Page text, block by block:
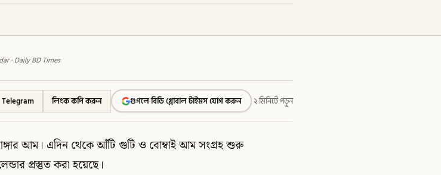
· Daily BD Times
Telegram লিংক কপি করুন গুগলে বিডি গ্লোবাল টাইমস যোগ করুন ২ মিনিটে পড়ুন
আম। এদিন থেকে আঁটি গুটি ও বোম্বাই আম সংগ্রহ শুরু
প্রস্তুত করা হয়েছে।